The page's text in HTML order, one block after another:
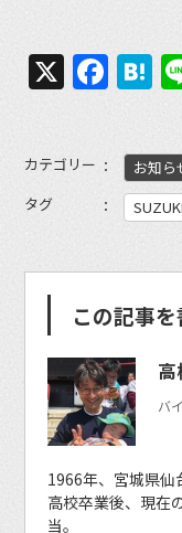
X
カテゴリー お知ら
タグ
SUZUKI
この記事
高
バ
1966年、宮城県仙
高校卒業後、現在
当。